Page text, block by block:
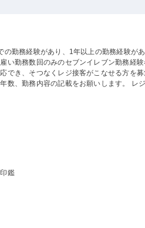
の勤務経験があり、1年以上の勤務経験が
い勤務数回のみのセブンイレブン勤務経
でき、そつなくレジ接客がこなせる方を
数、勤務内容の記載をお願いします。 レ
鑑